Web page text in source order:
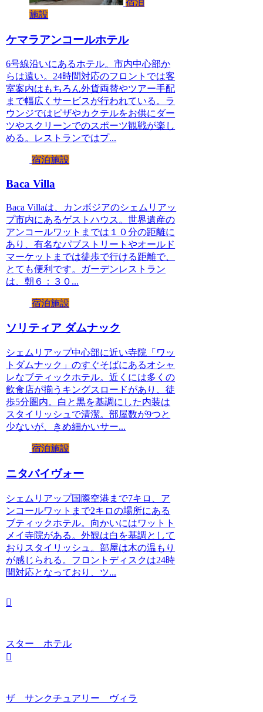
施設
ケマラアンコールホテル
6号線沿いにあるホテル。市内中心部か
らは遠い。24時間対応のフロントでは客
室案内はもちろん外貨両替やツアー手配
まで幅広くサービスが行われている。ラ
ウンジではピザやカクテルをお供にダー
ツやスクリーンでのスポーツ観戦が楽し
める。レストランではプ...
宿泊施設
Baca Villa
Baca Villaは、カンボジアのシェムリアッ
プ市内にあるゲストハウス。世界遺産の
アンコールワットまでは１０分の距離に
あり、有名なパブストリートやオールド
マーケットまでは徒歩で行ける距離で、
とても便利です。ガーデンレストラン
は、朝６：３０...
宿泊施設
ソリティア ダムナック
シェムリアップ中心部に近い寺院「ワッ
トダムナック」のすぐそばにあるオシャ
レなブティックホテル。近くには多くの
飲食店が揃うキングスロードがあり、徒
歩5分圏内。白と黒を基調にした内装は
スタイリッシュで清潔。部屋数が9つと
少ないが、きめ細かいサー...
宿泊施設
ニタバイヴォー
シェムリアップ国際空港まで7キロ、ア
ンコールワットまで2キロの場所にある
ブティックホテル。向かいにはワットト
メイ寺院がある。外観は白を基調として
おりスタイリッシュ。部屋は木の温もり
が感じられる。フロントディスクは24時
間対応となっており、ツ...
スター ホテル
ザ サンクチュアリー ヴィラ